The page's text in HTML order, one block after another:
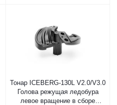
Тонар ICEBERG-130L V2.0/V3.0
Голова режущая ледобура
левое вращение в сборе